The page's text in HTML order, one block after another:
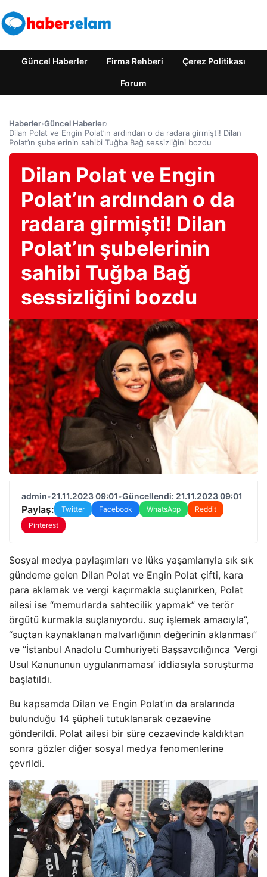
Güncel Haberler Firma Rehberi Çerez Politikası
Forum
Haberler›Güncel Haberler›
Dilan Polat ve Engin Polat’ın ardından o da radara girmişti! Dilan
Polat’ın şubelerinin sahibi Tuğba Bağ sessizliğini bozdu
Dilan Polat ve Engin
Polat’ın ardından o da
radara girmişti! Dilan
Polat’ın şubelerinin
sahibi Tuğba Bağ
sessizliğini bozdu
admin•21.11.2023 09:01•Güncellendi: 21.11.2023 09:01
Paylaş: Twitter Facebook WhatsApp
Reddit
Pinterest
Sosyal medya paylaşımları ve lüks yaşamlarıyla sık sık
gündeme gelen Dilan Polat ve Engin Polat çifti, kara
para aklamak ve vergi kaçırmakla suçlanırken, Polat
ailesi ise “memurlarda sahtecilik yapmak” ve terör
örgütü kurmakla suçlanıyordu. suç işlemek amacıyla”,
“suçtan kaynaklanan malvarlığının değerinin aklanması”
ve “İstanbul Anadolu Cumhuriyeti Başsavcılığınca ‘Vergi
Usul Kanununun uygulanmaması’ iddiasıyla soruşturma
başlatıldı.
Bu kapsamda Dilan ve Engin Polat’ın da aralarında
bulunduğu 14 şüpheli tutuklanarak cezaevine
gönderildi. Polat ailesi bir süre cezaevinde kaldıktan
sonra gözler diğer sosyal medya fenomenlerine
çevrildi.